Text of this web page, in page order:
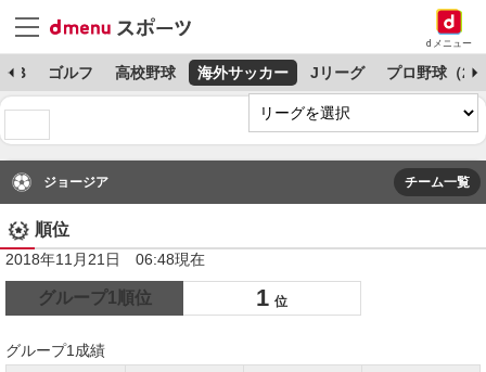
dメニュー
ゴルフ 高校野球 海外サッカー Jリーグ プロ野球（2
ジョージア チーム一覧
順位
2018年11月21日 06:48現在
グループ1順位 1 位
グループ1成績